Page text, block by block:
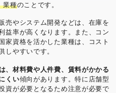
業種のことです。
売やシステム開発などは、在庫を
益率が高くなります。また、コン
家資格を活かした業種は、コスト
しやすいです。
、材料費や人件費、賃料がかかる
くい傾向があります。特に店舗型
資が必要となるため注意が必要で